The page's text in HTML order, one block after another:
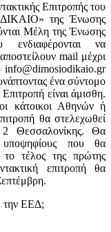
Επιτροπής του
της Ένωσης
Μέλη της Ένωσης
να
mail μέχρι
info@dimosiodikaio.gr
ένα σύντομο
είναι άμισθη.
κάτοικοι Αθηνών ή
θα στελεχωθεί
2 Θεσσαλονίκης. Θα
υποψηφίους που θα
το τέλος της πρώτης
επιτροπή θα
την ΕΕΔ;